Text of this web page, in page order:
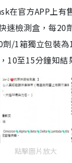
在官方APP上
速檢測盒，每20
/1箱獨立包裝為
10至15分鐘知結
點擊圖片放大